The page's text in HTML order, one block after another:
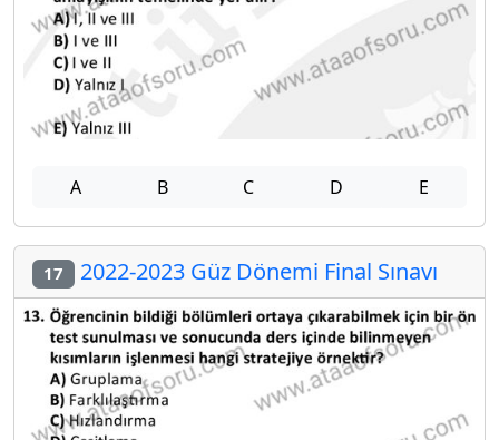
A B C D E
17 2022-2023 Güz Dönemi Final Sınavı